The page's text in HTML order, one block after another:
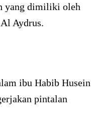
yang dimiliki oleh
Aydrus.
ibu Habib Husein
pintalan